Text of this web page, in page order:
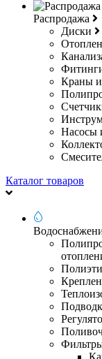
Распродажа
Диски
Краны
Насосы
Каталог товаров